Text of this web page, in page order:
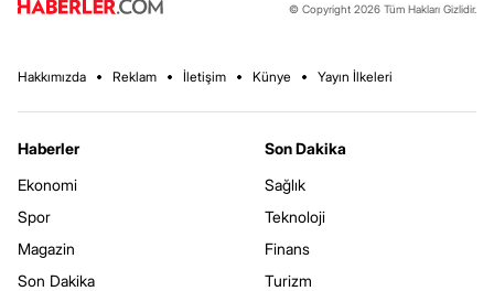
© Copyright 2026 Tüm Hakları Gizlidir.
Hakkımızda Reklam İletişim Künye Yayın İlkeleri
Haberler
Ekonomi
Spor
Magazin
Son Dakika
Son Dakika
Sağlık
Teknoloji
Finans
Turizm